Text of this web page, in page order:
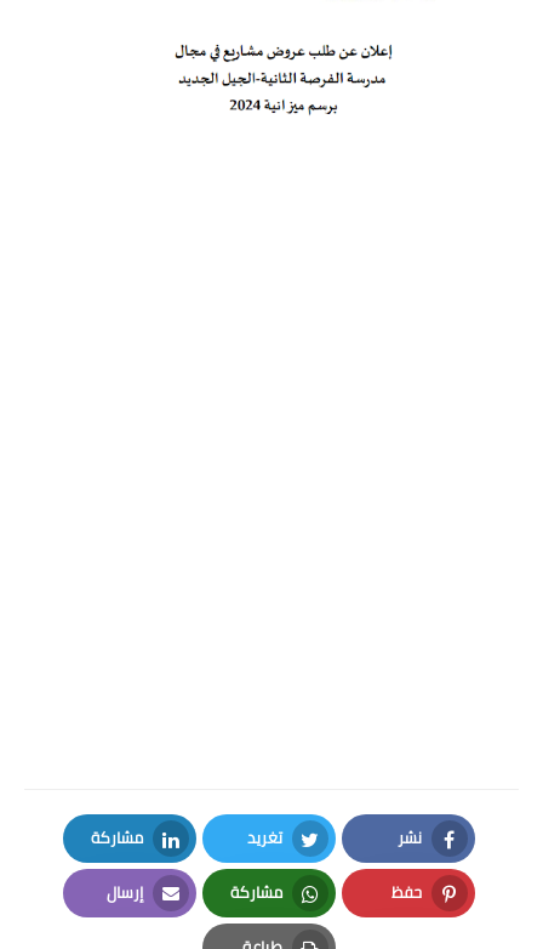
نشر
Facebook
تغريد
Twitter
مشاركة
LinkedIn
حفظ
Pinterest
مشاركة
Whatsapp
إرسال
Email